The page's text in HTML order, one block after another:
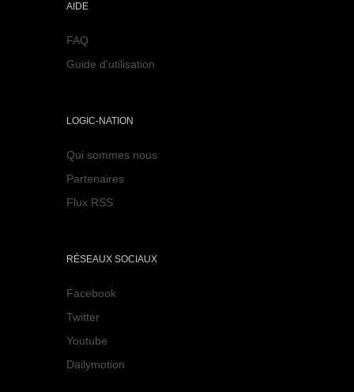
AIDE
FAQ
Guide d'utilisation
LOGIC-NATION
Qui sommes nous
Partenaires
Flux RSS
RÉSEAUX SOCIAUX
Facebook
Twitter
Youtube
Dailymotion